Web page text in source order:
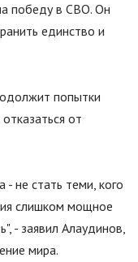
победу в СВО. Он
единство и
попытки
от
не стать теми, кого
слишком мощное
", - заявил Алаудинов,
мира.